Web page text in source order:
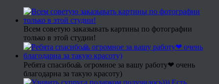
Всем советую заказывать картины по фотографии
только в этой студии!
Ребята спасибо🙏 огромное за вашу работу❤ очень
благодарна за такую красоту)